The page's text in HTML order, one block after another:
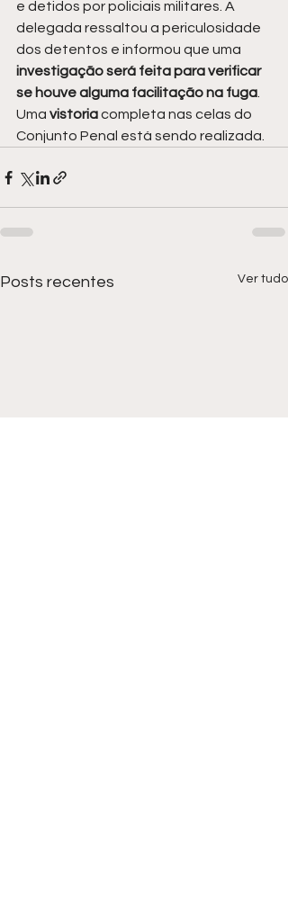
e detidos por policiais militares. A
delegada ressaltou a periculosidade
dos detentos e informou que uma
investigação será feita para verificar
se houve alguma facilitação na fuga.
Uma vistoria completa nas celas do
Conjunto Penal está sendo realizada.
Posts recentes Ver tudo